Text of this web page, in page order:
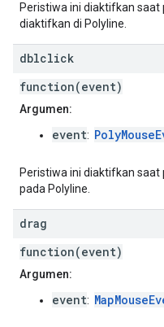
Peristiwa ini diaktifkan
diaktifkan di Polyline.
dblclick
function(event)
Argumen:
event:
Peristiwa ini diaktifkan
pada Polyline.
drag
function(event)
Argumen:
event: